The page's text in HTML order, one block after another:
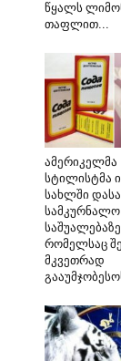
წყალს
თაფლით...
ამერიკელმა
სტილისტმა
სახლში
სამკურნალო
რომელსაც
მკვეთრად